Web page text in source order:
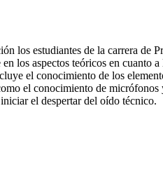
los estudiantes de la carrera de
los aspectos teóricos en cuanto
el conocimiento de los
el conocimiento de micrófonos
el despertar del oído técnico.